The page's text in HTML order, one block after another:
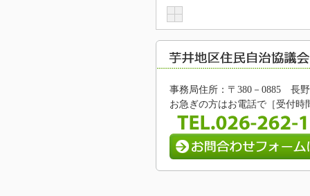
事務局住所：〒380－0885 長
お急ぎの方はお電話で［受付時